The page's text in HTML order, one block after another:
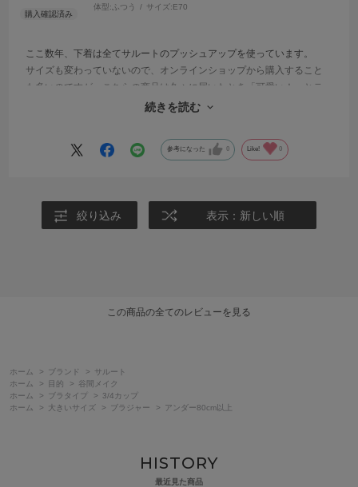
体型: ふつう サイズ:E70
ここ数年、下着は全てサルートのプッシュアップを使っています。
サイズも変わっていないので、オンラインショップから購入すること
も多いのですが、こちらの商品は久々に届いたとき「可愛い！」とテ
ンションが上がってしまいました。色づかいが好みです。大満足の買
続きを読む
参考になった 0 Like! 0
絞り込み 表示：新しい順
この商品の全てのレビューを見る
ホーム > ブランド >
サルート
ホーム
> 目的 >
谷間メイク
ホーム
> ブラタイプ >
3/4カップ
ホーム
> 大きいサイズ > ブラジャー > アンダー80cm以上
HISTORY
最近見た商品